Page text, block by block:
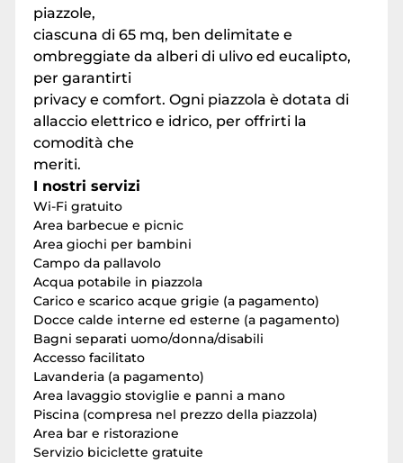
piazzole,
ciascuna di 65 mq, ben delimitate e
ombreggiate da alberi di ulivo ed eucalipto,
per garantirti
privacy e comfort. Ogni piazzola è dotata di
allaccio elettrico e idrico, per offrirti la
comodità che
meriti.
I nostri servizi
Wi-Fi gratuito
Area barbecue e picnic
Area giochi per bambini
Campo da pallavolo
Acqua potabile in piazzola
Carico e scarico acque grigie (a pagamento)
Docce calde interne ed esterne (a pagamento)
Bagni separati uomo/donna/disabili
Accesso facilitato
Lavanderia (a pagamento)
Area lavaggio stoviglie e panni a mano
Piscina (compresa nel prezzo della piazzola)
Area bar e ristorazione
Servizio biciclette gratuite